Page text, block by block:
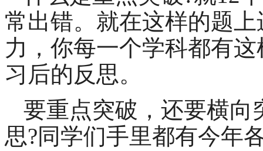
常出错。就在这样的题
力，你每一个学科都有
习后的反思。
要重点突破，还要横向
思?同学们手里都有今年